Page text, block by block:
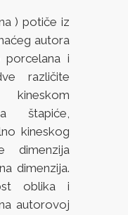
) potiče iz
autora
porcelana i
različite
štapiće,
kineskog
dimenzija
dimenzija.
oblika i
autorovoj